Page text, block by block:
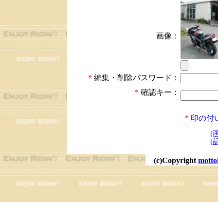
画像：
* 編集・削除パスワード：
* 確認キー：
* 印の付
[
[
(c)Copyright